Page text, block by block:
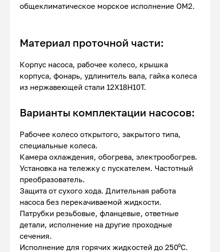
общеклиматическое морское исполнение ОМ2.
Материал проточной части:
Корпус насоса, рабочее колесо, крышка
корпуса, фонарь, удлинитель вала, гайка колеса
из нержавеющей стали 12Х18Н10Т.
Варианты комплектации насосов:
Рабочее колесо открытого, закрытого типа,
специальные колеса.
Камера охлаждения, обогрева, электрообогрев.
Установка на тележку с пускателем. Частотный
преобразователь.
Защита от сухого хода. Длительная работа
насоса без перекачиваемой жидкости.
Патрубки резьбовые, фланцевые, ответные
детали, исполнение на другие проходные
сечения.
Исполнение для горячих жидкостей до 250⁰С.